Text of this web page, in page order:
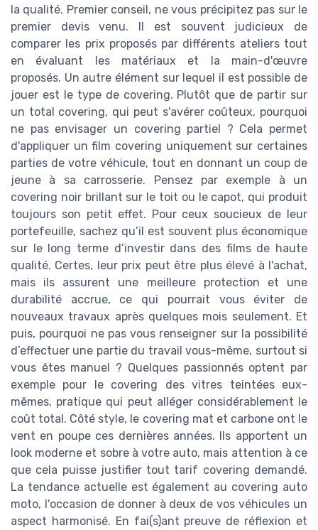
la qualité. Premier conseil, ne vous précipitez pas sur le
premier devis venu. Il est souvent judicieux de
comparer les prix proposés par différents ateliers tout
en évaluant les matériaux et la main-d'œuvre
proposés. Un autre élément sur lequel il est possible de
jouer est le type de covering. Plutôt que de partir sur
un total covering, qui peut s'avérer coûteux, pourquoi
ne pas envisager un covering partiel ? Cela permet
d'appliquer un film covering uniquement sur certaines
parties de votre véhicule, tout en donnant un coup de
jeune à sa carrosserie. Pensez par exemple à un
covering noir brillant sur le toit ou le capot, qui produit
toujours son petit effet. Pour ceux soucieux de leur
portefeuille, sachez qu’il est souvent plus économique
sur le long terme d’investir dans des films de haute
qualité. Certes, leur prix peut être plus élevé à l'achat,
mais ils assurent une meilleure protection et une
durabilité accrue, ce qui pourrait vous éviter de
nouveaux travaux après quelques mois seulement. Et
puis, pourquoi ne pas vous renseigner sur la possibilité
d’effectuer une partie du travail vous-même, surtout si
vous êtes manuel ? Quelques passionnés optent par
exemple pour le covering des vitres teintées eux-
mêmes, pratique qui peut alléger considérablement le
coût total. Côté style, le covering mat et carbone ont le
vent en poupe ces dernières années. Ils apportent un
look moderne et sobre à votre auto, mais attention à ce
que cela puisse justifier tout tarif covering demandé.
La tendance actuelle est également au covering auto
moto, l'occasion de donner à deux de vos véhicules un
aspect harmonisé. En fai(s)ant preuve de réflexion et